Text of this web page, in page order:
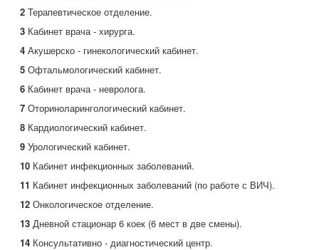
2 Терапевтическое отделение.
3 Кабинет врача - хирурга.
4 Акушерско - гинекологический кабинет.
5 Офтальмологический кабинет.
6 Кабинет врача - невролога.
7 Оториноларингологический кабинет.
8 Кардиологический кабинет.
9 Урологический кабинет.
10 Кабинет инфекционных заболеваний.
11 Кабинет инфекционных заболеваний (по работе с ВИЧ).
12 Онкологическое отделение.
13 Дневной стационар 6 коек (6 мест в две смены).
14 Консультативно - диагностический центр.